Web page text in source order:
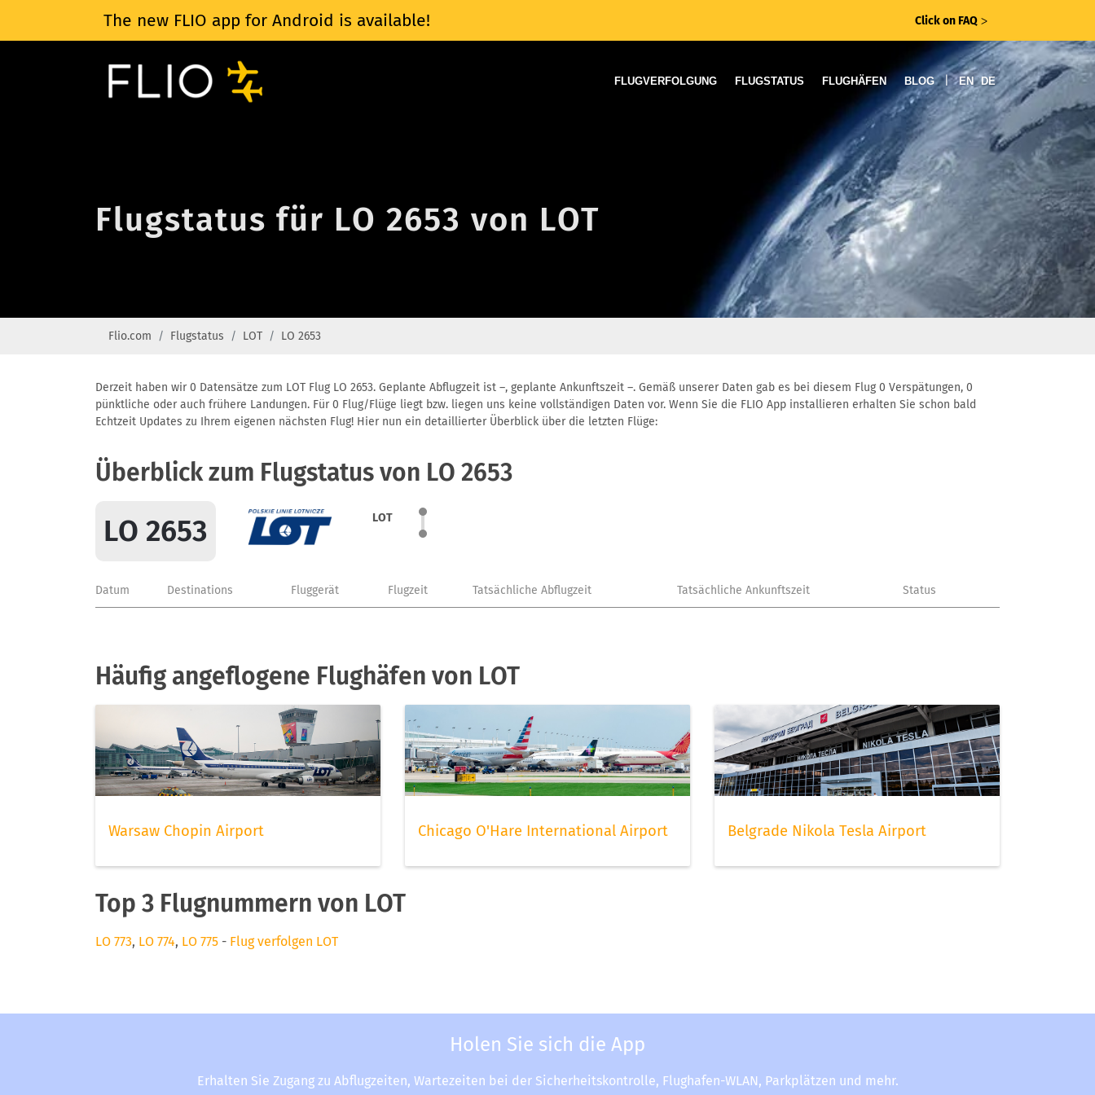
The new FLIO app for Android is available! Click on FAQ ᐳ
FLUGVERFOLGUNG FLUGSTATUS FLUGHÄFEN BLOG | EN DE
Flugstatus für LO 2653 von LOT
Flio.com Flugstatus LOT LO 2653
Derzeit haben wir 0 Datensätze zum LOT Flug LO 2653. Geplante Abflugzeit ist –, geplante Ankunftszeit –. Gemäß unserer Daten gab es bei diesem Flug 0 Verspätungen, 0
pünktliche oder auch frühere Landungen. Für 0 Flug/Flüge liegt bzw. liegen uns keine vollständigen Daten vor. Wenn Sie die FLIO App installieren erhalten Sie schon bald
Echtzeit Updates zu Ihrem eigenen nächsten Flug! Hier nun ein detaillierter Überblick über die letzten Flüge:
Überblick zum Flugstatus von LO 2653
LO 2653 LOT
Datum Destinations Fluggerät Flugzeit Tatsächliche Abflugzeit Tatsächliche Ankunftszeit Status
Häufig angeflogene Flughäfen von LOT
Warsaw Chopin Airport Chicago O'Hare International Airport Belgrade Nikola Tesla Airport
Top 3 Flugnummern von LOT
LO 773, LO 774, LO 775 - Flug verfolgen LOT
Holen Sie sich die App
Erhalten Sie Zugang zu Abflugzeiten, Wartezeiten bei der Sicherheitskontrolle, Flughafen-WLAN, Parkplätzen und mehr.